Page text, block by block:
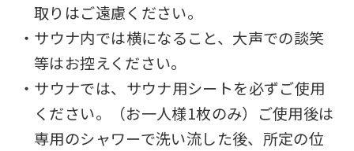
取りはご遠慮ください。
・サウナ内では横になること、大声での談笑
等はお控えください。
・サウナでは、サウナ用シートを必ずご使用
ください。（お一人様1枚のみ）ご使用後は
専用のシャワーで洗い流した後、所定の位
if
you
an
automatic
translation